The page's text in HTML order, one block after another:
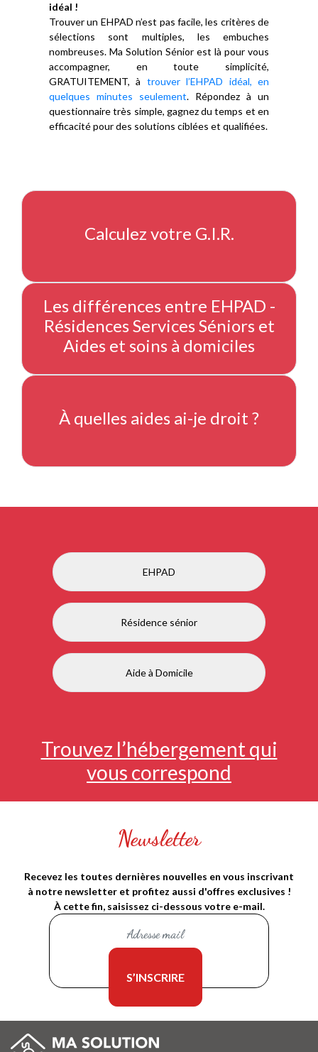
idéal !
Trouver un EHPAD n’est pas facile, les critères de
sélections sont multiples, les embuches
nombreuses. Ma Solution Sénior est là pour vous
accompagner, en toute simplicité,
GRATUITEMENT, à trouver l’EHPAD idéal, en
quelques minutes seulement. Répondez à un
questionnaire très simple, gagnez du temps et en
efficacité pour des solutions ciblées et qualifiées.
Calculez votre G.I.R.
Les différences entre EHPAD -
Résidences Services Séniors et
Aides et soins à domiciles
À quelles aides ai-je droit ?
EHPAD
Résidence sénior
Aide à Domicile
Trouvez l’hébergement qui
vous correspond
Newsletter
Recevez les toutes dernières nouvelles en vous inscrivant
à notre newsletter et profitez aussi d'offres exclusives !
À cette fin, saisissez ci-dessous votre e-mail.